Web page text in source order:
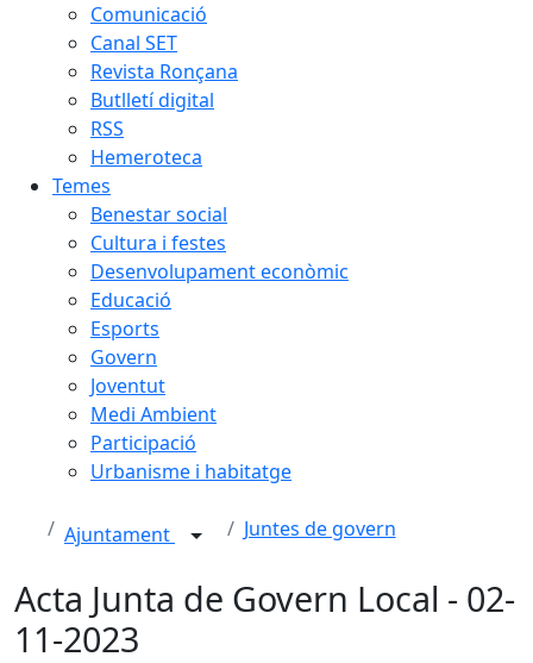
Comunicació
Canal SET
Revista Ronçana
Butlletí digital
RSS
Hemeroteca
Temes
Benestar social
Cultura i festes
Desenvolupament econòmic
Educació
Esports
Govern
Joventut
Medi Ambient
Participació
Urbanisme i habitatge
Ajuntament Juntes de govern
Acta Junta de Govern Local - 02-
11-2023